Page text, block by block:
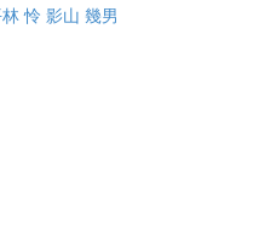
怜 影山 幾男